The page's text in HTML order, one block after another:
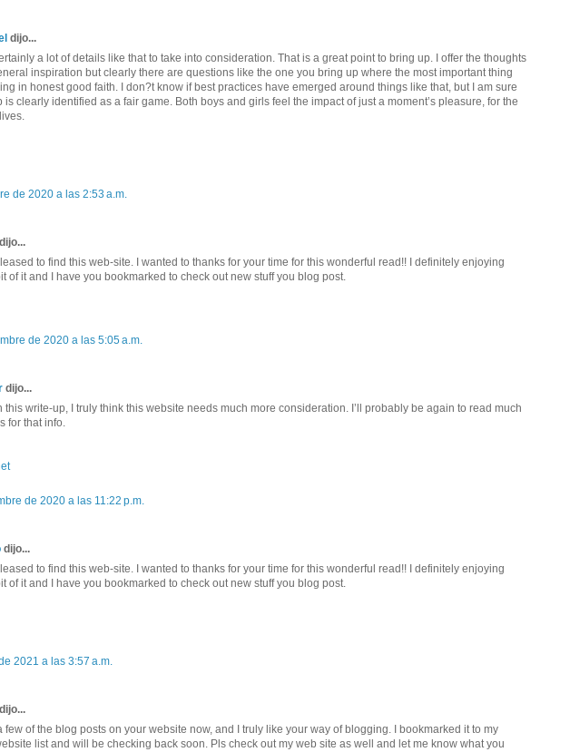
dijo...
a lot of details like that to take into consideration. That is a great point to bring up. I offer the thoughts
inspiration but clearly there are questions like the one you bring up where the most important thing
in honest good faith. I don?t know if best practices have emerged around things like that, but I am sure
is clearly identified as a fair game. Both boys and girls feel the impact of just a moment’s pleasure, for the
de 2020 a las 2:53 a.m.
dijo...
to find this web-site. I wanted to thanks for your time for this wonderful read!! I definitely enjoying
of it and I have you bookmarked to check out new stuff you blog post.
de 2020 a las 5:05 a.m.
dijo...
this write-up, I truly think this website needs much more consideration. I’ll probably be again to read much
for that info.
de 2020 a las 11:22 p.m.
dijo...
to find this web-site. I wanted to thanks for your time for this wonderful read!! I definitely enjoying
of it and I have you bookmarked to check out new stuff you blog post.
2021 a las 3:57 a.m.
dijo...
few of the blog posts on your website now, and I truly like your way of blogging. I bookmarked it to my
list and will be checking back soon. Pls check out my web site as well and let me know what you